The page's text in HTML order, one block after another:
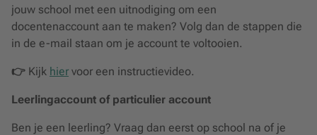
jouw school met een uitnodiging om een
docentenaccount aan te maken? Volg dan de stappen die
in de e-mail staan om je account te voltooien.
👉 Kijk hier voor een instructievideo.
Leerlingaccount of particulier account
Ben je een leerling? Vraag dan eerst op school na of je